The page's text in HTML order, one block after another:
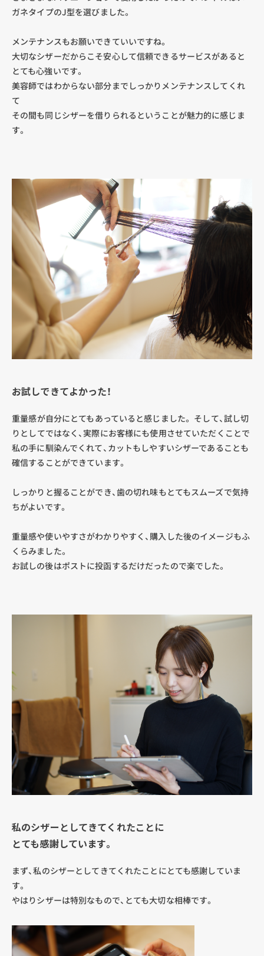
ガネタイプのJ型を選びました。
メンテナンスもお願いできていいですね。
大切なシザーだからこそ安心して信頼できるサービスがあると
とても心強いです。
美容師ではわからない部分までしっかりメンテナンスしてくれ
て
その間も同じシザーを借りられるということが魅力的に感じま
す。
お試しできてよかった！
重量感が自分にとてもあっていると感じました。 そして、試し切
りとしてではなく、実際にお客様にも使用させていただくことで
私の手に馴染んでくれて、カットもしやすいシザーであることも
確信することができています。
しっかりと握ることができ、歯の切れ味もとてもスムーズで気持
ちがよいです。
重量感や使いやすさがわかりやすく、購入した後のイメージもふ
くらみました。
お試しの後はポストに投函するだけだったので楽でした。
私のシザーとしてきてくれたことに
とても感謝しています。
まず、私のシザーとしてきてくれたことにとても感謝していま
す。
やはりシザーは特別なもので、とても大切な相棒です。